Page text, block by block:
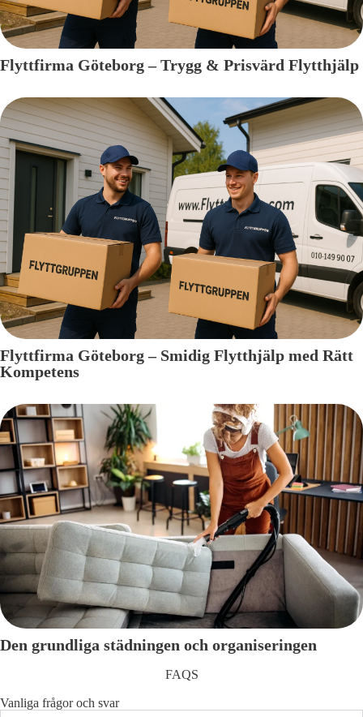
Flyttfirma Göteborg – Trygg & Prisvärd Flytthjälp
Flyttfirma Göteborg – Smidig Flytthjälp med Rätt
Kompetens
Den grundliga städningen och organiseringen
FAQS
Vanliga frågor och svar